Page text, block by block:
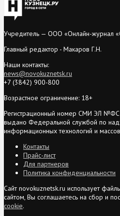
Учредитель — ООО «Онлайн-журнал
Главный редактор - Макаров Г.Н.
Наши контакты:
news@novokuznetsk.ru
+7 (3842) 900-800
Возрастное ограничение: 18+
Регистрационный номер СМИ ЭЛ №ФС
выдано Федеральной службой по
информационных технологий и
Контакты
Прайс-лист
Для партнеров
Политика конфиденциальности
Сайт novokuznetsk.ru использует
сайтом, Вы соглашаетесь на сбор и
cookie.